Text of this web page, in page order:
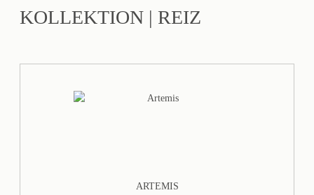
KOLLEKTION | REIZ
ARTEMIS